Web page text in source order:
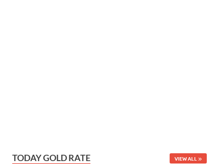
TODAY GOLD RATE VIEW ALL